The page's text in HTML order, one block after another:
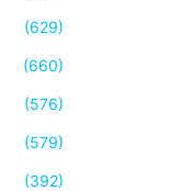
(629)
(660)
(576)
(579)
(392)